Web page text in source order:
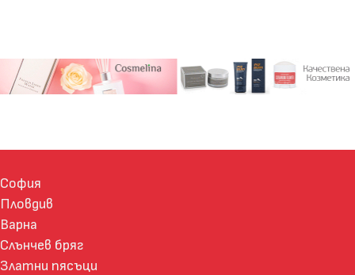
София
Пловдив
Варна
Слънчев бряг
Златни пясъци